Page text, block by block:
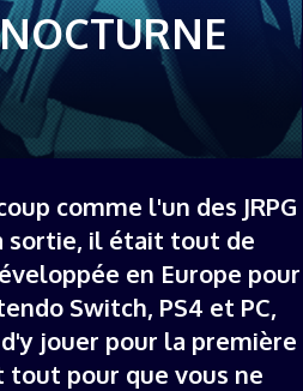
comme l'un des JRPG
sortie, il était tout de
en Europe pour
Switch, PS4 et PC,
jouer pour la première
pour que vous ne
décembre 2025